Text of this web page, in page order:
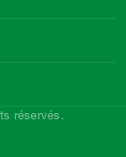
réservés.